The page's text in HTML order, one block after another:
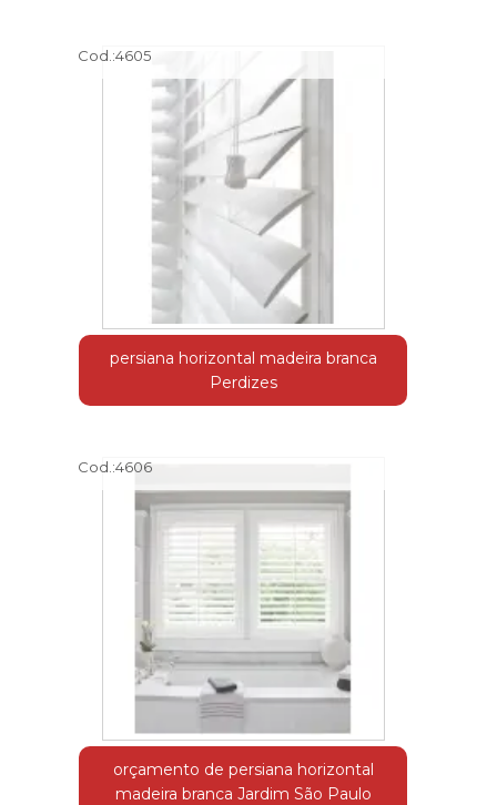
Cod.:4605
persiana horizontal madeira branca
Perdizes
Cod.:4606
orçamento de persiana horizontal
madeira branca Jardim São Paulo